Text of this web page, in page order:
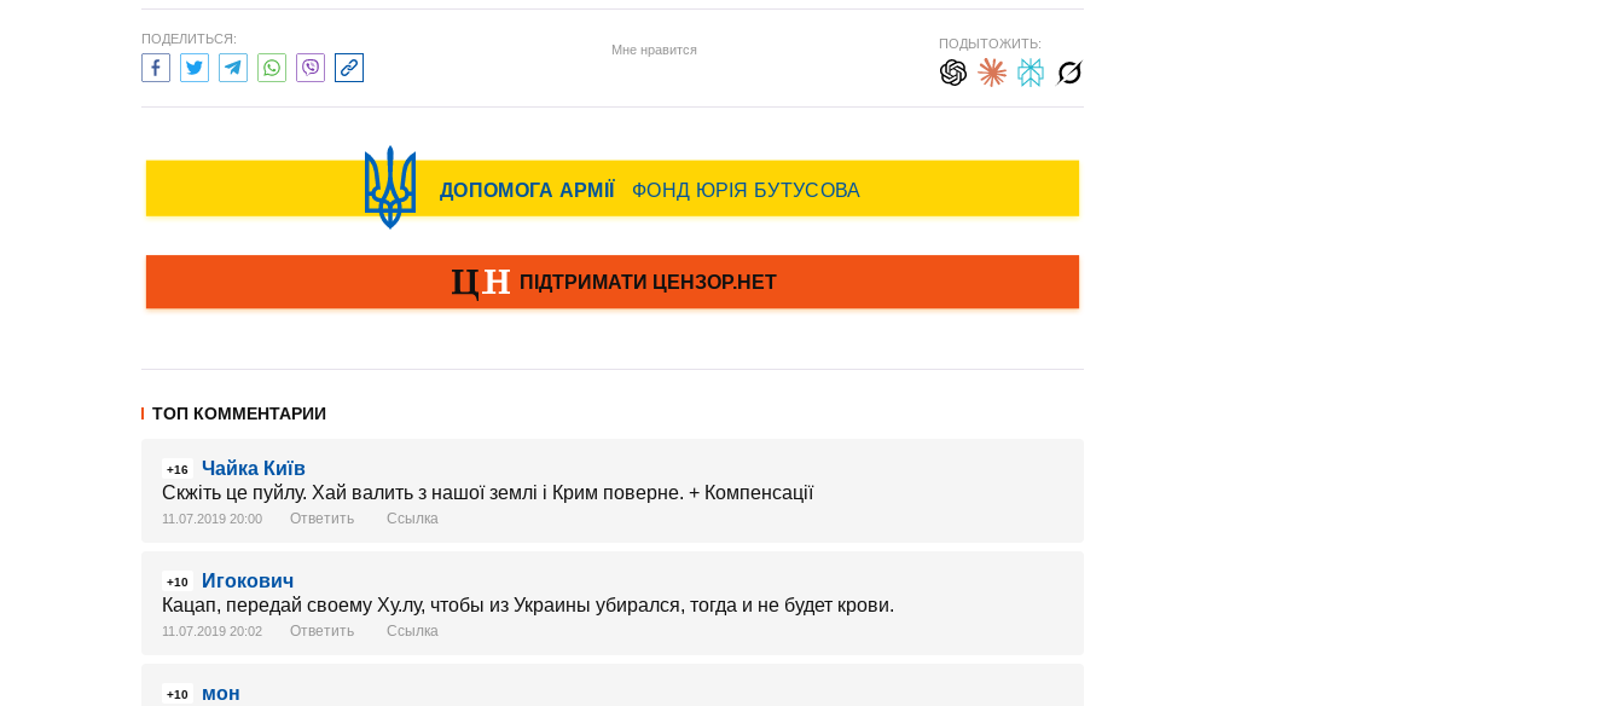
ПОДЕЛИТЬСЯ:
Мне нравится ПОДЫТОЖИТЬ:
ТОП КОММЕНТАРИИ
+16
Чайка Київ
Скжіть це пуйлу. Хай валить з нашої землі і Крим поверне. + Компенсації
11.07.2019 20:00 Ответить Ссылка
+10
Игокович
Кацап, передай своему Ху.лу, чтобы из Украины убирался, тогда и не будет крови.
11.07.2019 20:02 Ответить Ссылка
+10
мон